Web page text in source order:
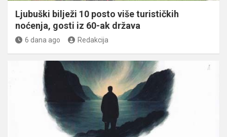
Ljubuški bilježi 10 posto više turističkih
noćenja, gosti iz 60-ak država
6 dana ago Redakcija